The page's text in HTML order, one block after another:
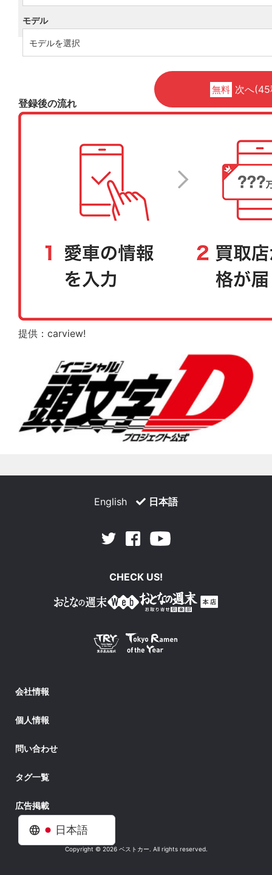
日本語
モデル
無料 次へ
登録後の流れ
提供：carview!
English 日本語
Twitter Facebook
CHECK US!
会社情報
個人情報
問い合わせ
タグ一覧
広告掲載
Copyright © 2026 ベストカー. All rights reserved.